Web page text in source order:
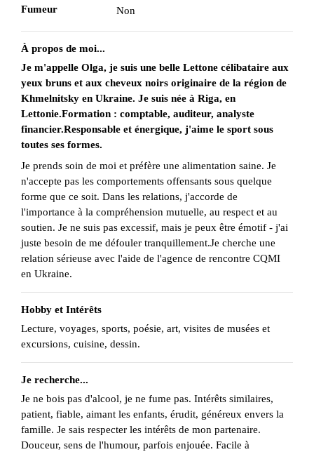
Fumeur
Non
À propos de moi...
Je m'appelle Olga, je suis une belle Lettone célibataire aux
yeux bruns et aux cheveux noirs originaire de la région de
Khmelnitsky en Ukraine. Je suis née à Riga, en
Lettonie.Formation : comptable, auditeur, analyste
financier.Responsable et énergique, j'aime le sport sous
toutes ses formes.
Je prends soin de moi et préfère une alimentation saine. Je
n'accepte pas les comportements offensants sous quelque
forme que ce soit. Dans les relations, j'accorde de
l'importance à la compréhension mutuelle, au respect et au
soutien. Je ne suis pas excessif, mais je peux être émotif - j'ai
juste besoin de me défouler tranquillement.Je cherche une
relation sérieuse avec l'aide de l'agence de rencontre CQMI
en Ukraine.
Hobby et Intérêts
Lecture, voyages, sports, poésie, art, visites de musées et
excursions, cuisine, dessin.
Je recherche...
Je ne bois pas d'alcool, je ne fume pas. Intérêts similaires,
patient, fiable, aimant les enfants, érudit, généreux envers la
famille. Je sais respecter les intérêts de mon partenaire.
Douceur, sens de l'humour, parfois enjouée. Facile à